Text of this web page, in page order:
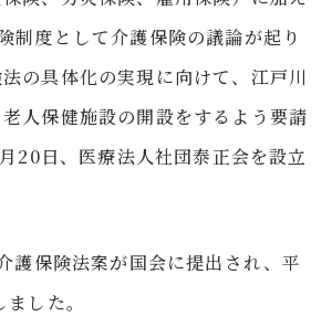
制度として介護保険の議論が起り
の具体化の実現に向けて、江戸川
人保健施設の開設をするよう要請
20日、医療法人社団泰正会を設立
護保険法案が国会に提出され、平
した。